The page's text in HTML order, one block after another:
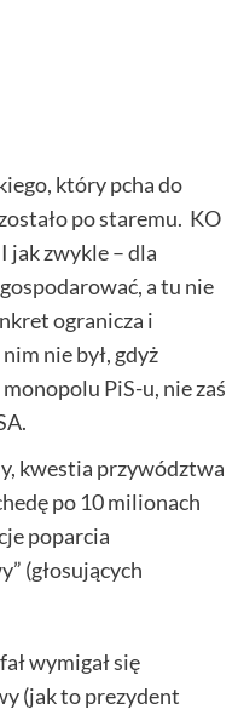
który pcha do
po staremu. KO
jak zwykle – dla
a tu nie
ogranicza i
nie był, gdyż
PiS-u, nie zaś
kwestia przywództwa
po 10 milionach
poparcia
(głosujących
wymigał się
(jak to prezydent